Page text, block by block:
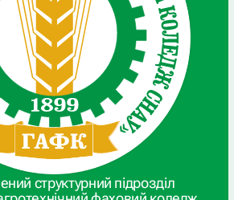
структурний підрозділ